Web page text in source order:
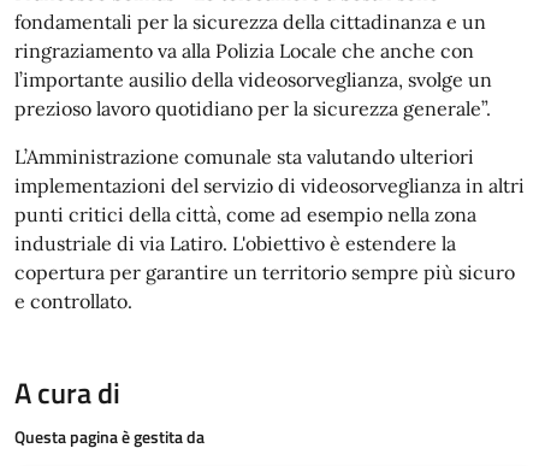
fondamentali per la sicurezza della cittadinanza e un
ringraziamento va alla Polizia Locale che anche con
l’importante ausilio della videosorveglianza, svolge un
prezioso lavoro quotidiano per la sicurezza generale”.
L’Amministrazione comunale sta valutando ulteriori
implementazioni del servizio di videosorveglianza in altri
punti critici della città, come ad esempio nella zona
industriale di via Latiro. L'obiettivo è estendere la
copertura per garantire un territorio sempre più sicuro
e controllato.
A cura di
Questa pagina è gestita da